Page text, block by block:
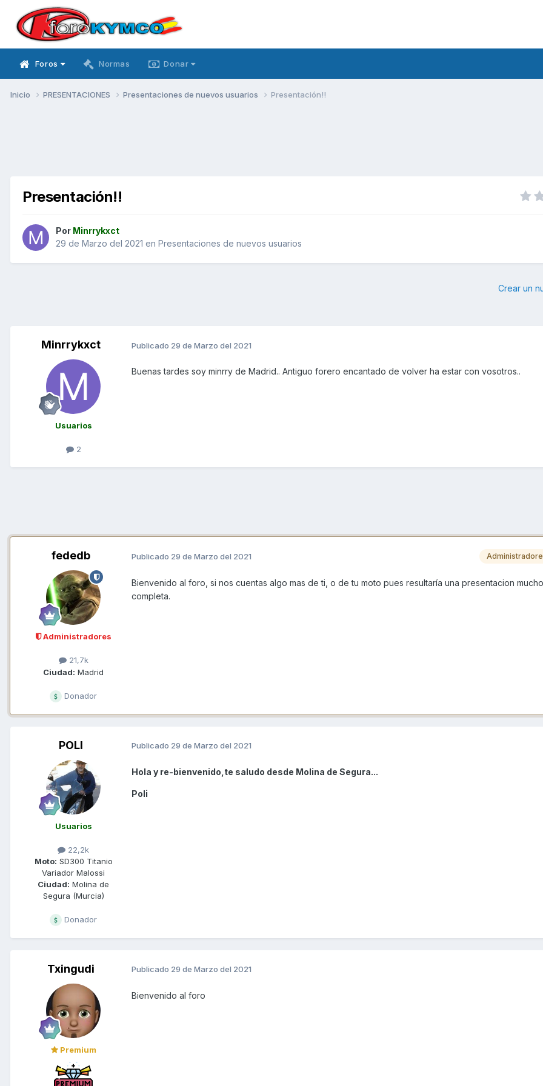
Foros Normas Donar
Inicio PRESENTACIONES Presentaciones de nuevos usuarios Presentación!!
Presentación!!
Por Minrrykxct
29 de Marzo del 2021 en Presentaciones de nuevos usuarios
Crear un
Minrrykxct
Usuarios
2
Publicado 29 de Marzo del 2021
Buenas tardes soy minrry de Madrid.. Antiguo forero encantado de volver ha estar con vosotros..
fededb
Administradores
21,7k
Ciudad: Madrid
Donador
Publicado 29 de Marzo del 2021
Bienvenido al foro, si nos cuentas algo mas de ti, o de tu moto pues resultaría una presentacion
completa.
POLI
Usuarios
22,2k
Moto: SD300 Titanio
Variador Malossi
Ciudad: Molina de
Segura (Murcia)
Donador
Publicado 29 de Marzo del 2021
Hola y re-bienvenido,te saludo desde Molina de Segura...
Poli
Txingudi
Premium
Publicado 29 de Marzo del 2021
Bienvenido al foro